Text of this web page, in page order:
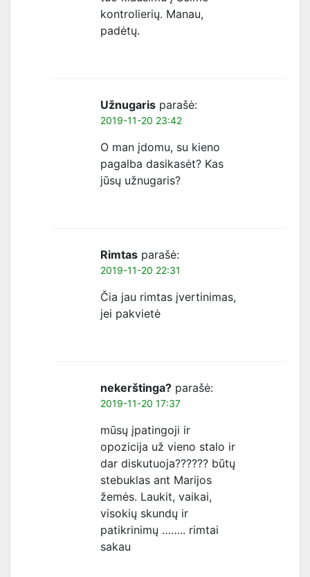
kontrolierių. Manau,
padėtų.
Užnugaris parašė:
2019-11-20 23:42
O man įdomu, su kieno
pagalba dasikasėt? Kas
jūsų užnugaris?
Rimtas parašė:
2019-11-20 22:31
Čia jau rimtas įvertinimas,
jei pakvietė
nekerštinga? parašė:
2019-11-20 17:37
mūsų įpatingoji ir
opozicija už vieno stalo ir
dar diskutuoja?????? būtų
stebuklas ant Marijos
žemės. Laukit, vaikai,
visokių skundų ir
patikrinimų …….. rimtai
sakau